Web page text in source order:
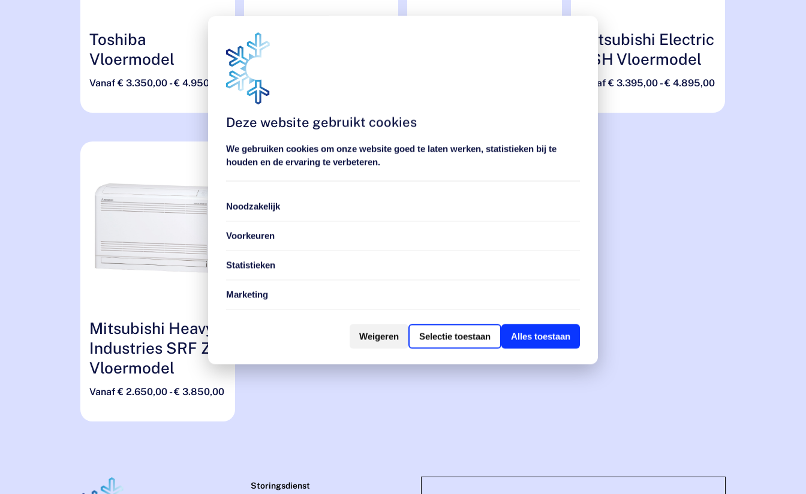
Toshiba
Vloermodel
Vanaf€ 3.350,00 - € 4.950,00
Prijsklasse:
€ 3.350,00
tot
Daikin FVXM
Perfera
Vloermodel
Vanaf
€ 3.150,00
€ 4.950,00
Prijsklasse:
Mitsubishi Electric
VSH Vloermodel
Vanaf €3.395,00 - €4.895,00Prijsklasse:
tot
Mitsubishi Heavy
Industries SRF ZS
Vloermodel
Vanaf€ 2.650,00 - € 3.850,00Prijsklasse:
tot
Storingsdienst
Deze website gebruikt cookies
We gebruiken cookies om onze website goed te laten werken, statistieken bij te
houden en de ervaring te verbeteren.
Noodzakelijk
Voorkeuren
Statistieken
Marketing
Weigeren Selectie toestaan Alles toestaan